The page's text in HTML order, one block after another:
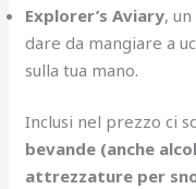
Explorer’s Aviary,
dare da mangiare a
sulla tua mano.
Inclusi nel prezzo ci
bevande (anche
attrezzature per